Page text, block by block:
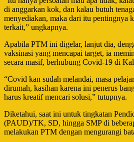
di anggarkan kok, dan kalau butuh
menyediakan, maka dari itu pentingnya
terkait,” ungkapnya.
Apabila PTM ini digelar, lanjut dia,
vaksinasi yang mencapai target, ia
secara masif, berhubung Covid-19 di
“Covid kan sudah melandai, masa
dirumah, kasihan karena ini penerus
harus kreatif mencari solusi,” tutupnya.
Diketahui, saat ini untuk tingkatan
(PAUD)/TK, SD, hingga SMP di
melakukan PTM dengan mengurangi